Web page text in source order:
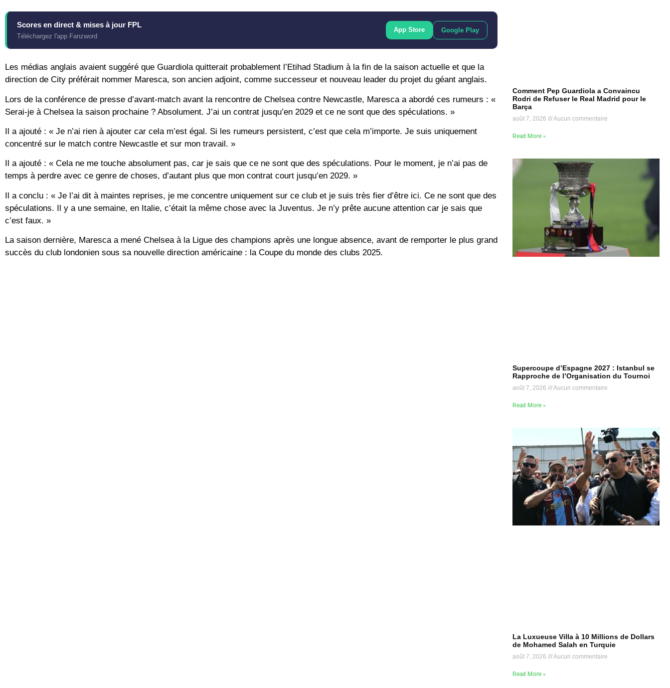
Scores en direct & mises à jour FPL
Téléchargez l'app Fanzword
App Store Google Play
Les médias anglais avaient suggéré que Guardiola quitterait probablement l’Etihad Stadium à la fin de la saison actuelle et que la
direction de City préférait nommer Maresca, son ancien adjoint, comme successeur et nouveau leader du projet du géant anglais.
Lors de la conférence de presse d’avant-match avant la rencontre de Chelsea contre Newcastle, Maresca a abordé ces rumeurs : «
Serai-je à Chelsea la saison prochaine ? Absolument. J’ai un contrat jusqu’en 2029 et ce ne sont que des spéculations. »
Il a ajouté : « Je n’ai rien à ajouter car cela m’est égal. Si les rumeurs persistent, c’est que cela m’importe. Je suis uniquement
concentré sur le match contre Newcastle et sur mon travail. »
Il a ajouté : « Cela ne me touche absolument pas, car je sais que ce ne sont que des spéculations. Pour le moment, je n’ai pas de
temps à perdre avec ce genre de choses, d’autant plus que mon contrat court jusqu’en 2029. »
Il a conclu : « Je l’ai dit à maintes reprises, je me concentre uniquement sur ce club et je suis très fier d’être ici. Ce ne sont que des
spéculations. Il y a une semaine, en Italie, c’était la même chose avec la Juventus. Je n’y prête aucune attention car je sais que
c’est faux. »
La saison dernière, Maresca a mené Chelsea à la Ligue des champions après une longue absence, avant de remporter le plus grand
succès du club londonien sous sa nouvelle direction américaine : la Coupe du monde des clubs 2025.
Comment Pep Guardiola a Convaincu
Rodri de Refuser le Real Madrid pour le
Barça
août 7, 2026 Aucun commentaire
Read More »
Supercoupe d’Espagne 2027 : Istanbul se
Rapproche de l’Organisation du Tournoi
août 7, 2026 Aucun commentaire
Read More »
La Luxueuse Villa à 10 Millions de Dollars
de Mohamed Salah en Turquie
août 7, 2026 Aucun commentaire
Read More »